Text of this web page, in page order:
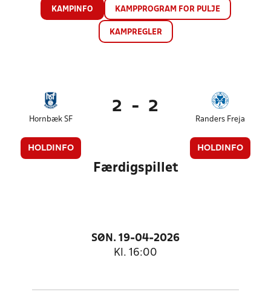
KAMPINFO KAMPPROGRAM FOR PULJE
KAMPREGLER
Hornbæk SF
HOLDINFO
2 - 2
Randers Freja
HOLDINFO
Færdigspillet
SØN. 19-04-2026
Kl. 16:00